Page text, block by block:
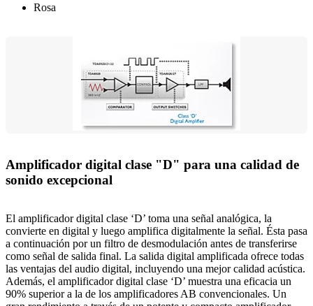
Rosa
Amplificador digital clase "D" para una calidad de
sonido excepcional
El amplificador digital clase ‘D’ toma una señal analógica, la
convierte en digital y luego amplifica digitalmente la señal. Ésta pasa
a continuación por un filtro de desmodulación antes de transferirse
como señal de salida final. La salida digital amplificada ofrece todas
las ventajas del audio digital, incluyendo una mejor calidad acústica.
Además, el amplificador digital clase ‘D’ muestra una eficacia un
90% superior a la de los amplificadores AB convencionales. Un